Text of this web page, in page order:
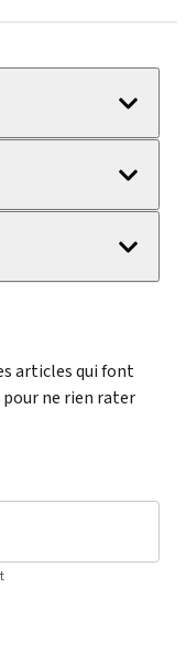
articles qui font
ne rien rater